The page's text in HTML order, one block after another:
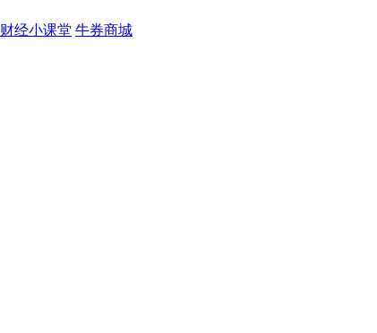
财经小课堂 牛券商城